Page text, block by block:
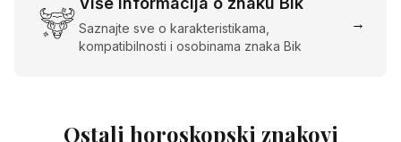
Saznajte sve o karakteristikama,
kompatibilnosti i osobinama znaka Bik
→
Ostali horoskopski znakovi